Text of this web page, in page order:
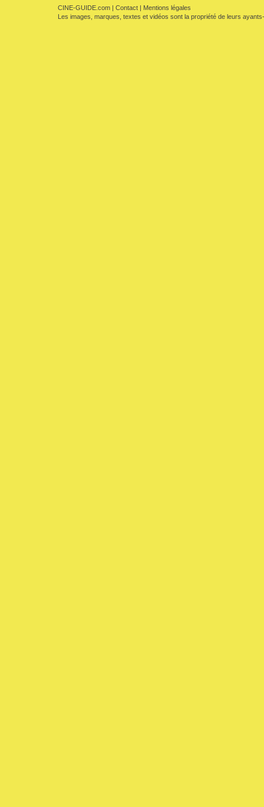
CINE-GUIDE.com | Contact | Mentions légales
Les images, marques, textes et vidéos sont la propriété de leurs